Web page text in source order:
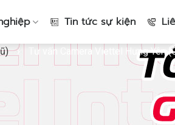
Tin tức sự kiện
› Tư vấn Camera Viettel Hưng Yên